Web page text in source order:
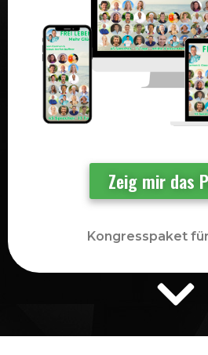
Zeig mir das
Kongresspaket